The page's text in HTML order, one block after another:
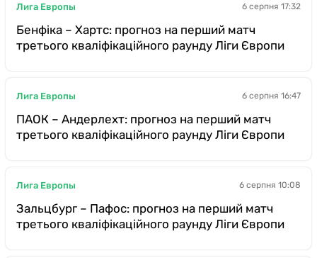
Лига Европы 6 серпня 17:32
Бенфіка – Хартс: прогноз на перший матч
третього кваліфікаційного раунду Ліги Європи
Лига Европы 6 серпня 16:47
ПАОК – Андерлехт: прогноз на перший матч
третього кваліфікаційного раунду Ліги Європи
Лига Европы 6 серпня 10:08
Зальцбург – Пафос: прогноз на перший матч
третього кваліфікаційного раунду Ліги Європи